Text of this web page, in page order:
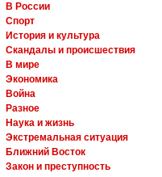
В России
Спорт
История и культура
Скандалы и происшествия
В мире
Экономика
Война
Разное
Наука и жизнь
Экстремальная ситуация
Ближний Восток
Закон и преступность